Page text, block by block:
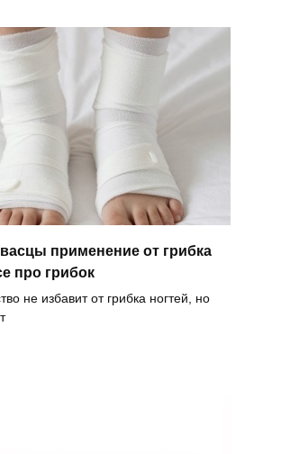
применение от грибка
про грибок
не избавит от грибка ногтей, но